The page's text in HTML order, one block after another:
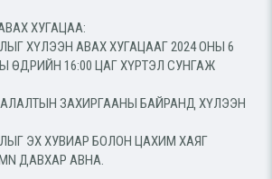
ХУГАЦАА:
ХҮЛЭЭН АВАХ ХУГАЦААГ 2024 ОНЫ 6
ӨДРИЙН 16:00 ЦАГ ХҮРТЭЛ СУНГАЖ
ЗАХИРГААНЫ БАЙРАНД ХҮЛЭЭН
ЭХ ХУВИАР БОЛОН ЦАХИМ ХАЯГ
ДАВХАР АВНА.